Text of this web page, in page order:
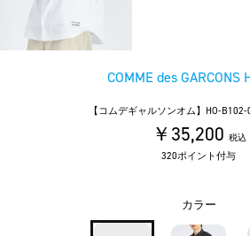
COMME des GARCONS
【コムデギャルソンオム】HO-
￥35,200 税込
320ポイント付与
カラー